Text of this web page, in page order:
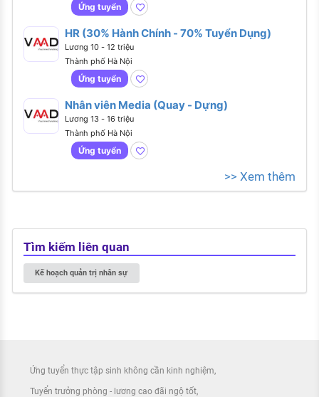
Ứng tuyển
HR (30% Hành Chính - 70% Tuyển Dụng)
Lương 10 - 12 triệu
Thành phố Hà Nội
Ứng tuyển
Nhân viên Media (Quay - Dựng)
Lương 13 - 16 triệu
Thành phố Hà Nội
Ứng tuyển
>> Xem thêm
Tìm kiếm liên quan
Kế hoạch quản trị nhân sự
Ứng tuyển thực tập sinh không cần kinh nghiệm
Tuyển trưởng phòng - lương cao đãi ngộ tốt